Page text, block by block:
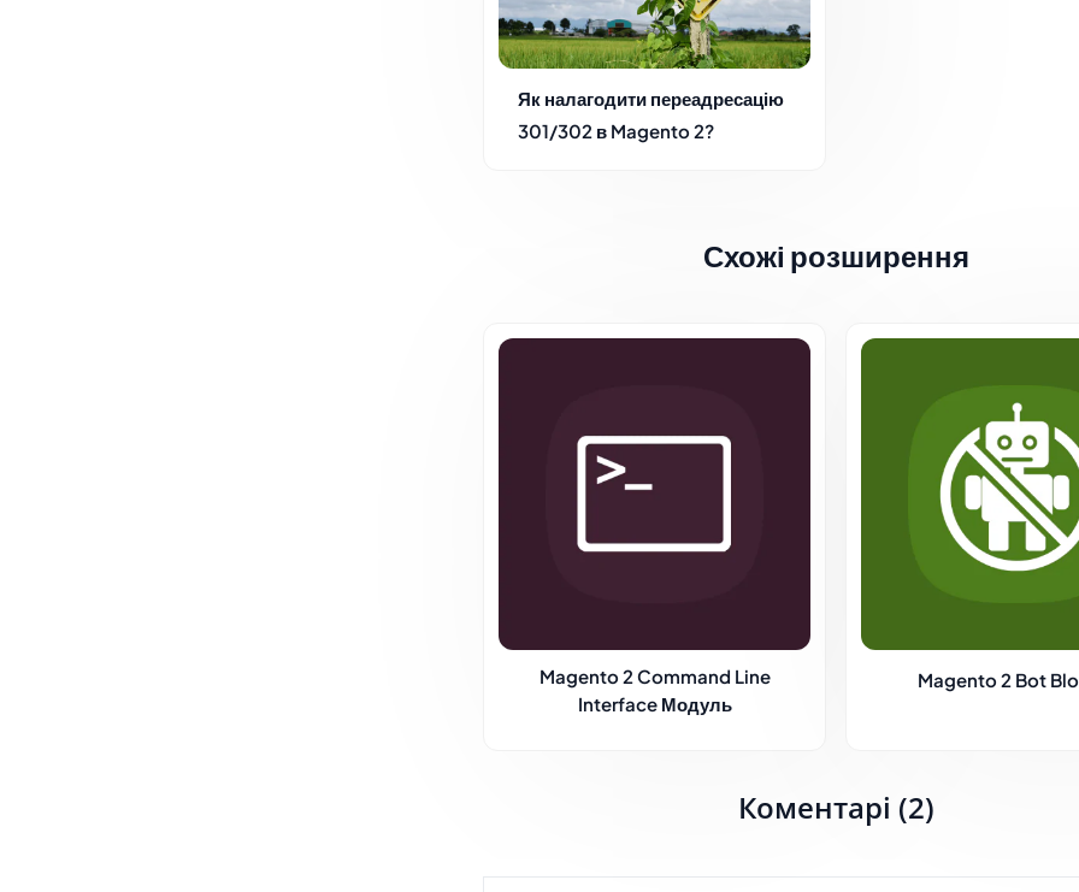
Як налагодити переадресацію
301/302 в Magento 2?
Схожі розширення
Magento 2 Command Line
Interface Модуль
Magento 2 Bot
Коментарі (2)